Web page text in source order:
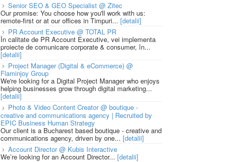
Senior SEO & GEO Specialist @ Zitec
Our promise: You choose how you'll work with us:
remote-first or at our offices in Timpuri... [detalii]
PR Account Executive @ TOTAL PR
În calitate de PR Account Executive, vei implementa
proiecte de comunicare corporate & consumer, în...
[detalii]
Project Manager (Digital & eCommerce) @
Flaminjoy Group
We're looking for a Digital Project Manager who enjoys
helping businesses grow through digital marketing...
[detalii]
Photo & Video Content Creator @ boutique -
creative and communications agency | Recruited by
EPIC Business Human Strategy
Our client is a Bucharest based boutique - creative and
communications agency, driven by one... [detalii]
Account Director @ Kubis Interactive
We’re looking for an Account Director... [detalii]